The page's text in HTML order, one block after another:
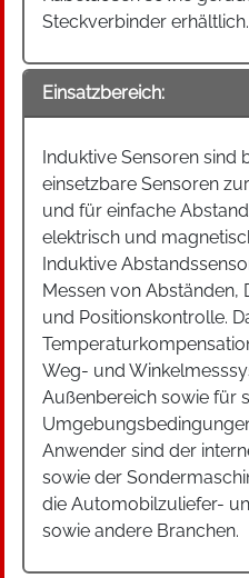
Steckverbinder erhältlich.
Einsatzbereich:
Induktive Sensoren sind
einsetzbare Sensoren
und für einfache
elektrisch und
Induktive
Messen von Abständen,
und Positionskontrolle.
Weg- und
Außenbereich sowie für
Anwender sind der
sowie der
die Automobilzuliefer-
sowie andere Branchen.